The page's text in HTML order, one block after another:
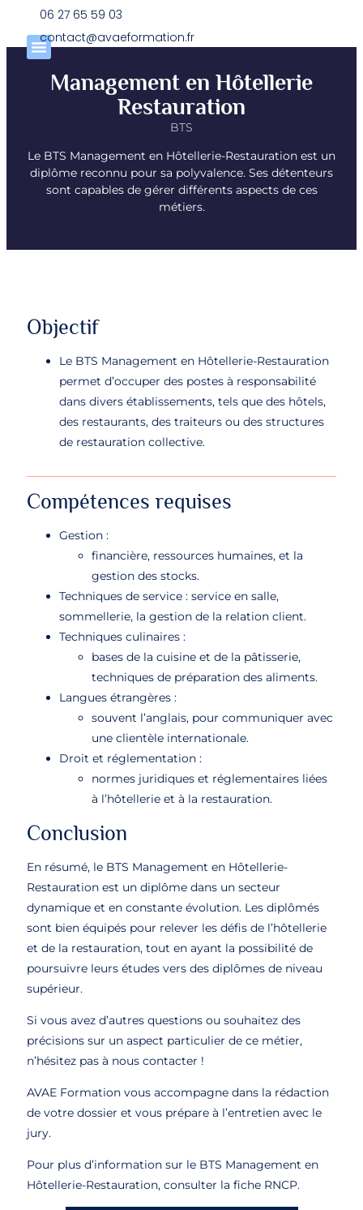
06 27 65 59 03
contact@avaeformation.fr
Management en Hôtellerie
Restauration
BTS
Le BTS Management en Hôtellerie-Restauration est un
diplôme reconnu pour sa polyvalence. Ses détenteurs
sont capables de gérer différents aspects de ces
métiers.
Objectif
Le BTS Management en Hôtellerie-Restauration
permet d’occuper des postes à responsabilité
dans divers établissements, tels que des hôtels,
des restaurants, des traiteurs ou des structures
de restauration collective.
Compétences requises
Gestion :
financière, ressources humaines, et la
gestion des stocks.
Techniques de service : service en salle,
sommellerie, la gestion de la relation client.
Techniques culinaires :
bases de la cuisine et de la pâtisserie,
techniques de préparation des aliments.
Langues étrangères :
souvent l’anglais, pour communiquer avec
une clientèle internationale.
Droit et réglementation :
normes juridiques et réglementaires liées
à l’hôtellerie et à la restauration.
Conclusion
En résumé, le BTS Management en Hôtellerie-
Restauration est un diplôme dans un secteur
dynamique et en constante évolution. Les diplômés
sont bien équipés pour relever les défis de l’hôtellerie
et de la restauration, tout en ayant la possibilité de
poursuivre leurs études vers des diplômes de niveau
supérieur.
Si vous avez d’autres questions ou souhaitez des
précisions sur un aspect particulier de ce métier,
n’hésitez pas à nous contacter !
AVAE Formation vous accompagne dans la rédaction
de votre dossier et vous prépare à l’entretien avec le
jury.
Pour plus d’information sur le BTS Management en
Hôtellerie-Restauration, consulter la fiche RNCP.
Panneau de gestion des cookies